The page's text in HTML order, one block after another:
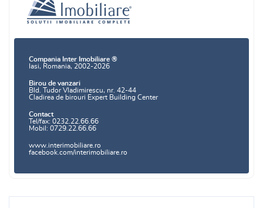
Compania Inter Imobiliare ®
Iasi, Romania, 2002-2026
Birou de vanzari
Bld. Tudor Vladimirescu, nr. 42-44
Cladirea de birouri Expert Building Center
Contact
Tel/fax: 0232.22.66.66
Mobil: 0729.22.66.66
www.interimobiliare.ro
facebook.com/interimobiliare.ro